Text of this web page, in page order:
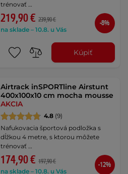
trénovať …
219,90 € 239,90 €
na sklade – 10.8. u Vás
-8%
Kúpiť
Airtrack inSPORTline Airstunt
400x100x10 cm mocha mousse
AKCIA
4.8 (9)
Nafukovacia športová podložka s
dĺžkou 4 metre, s ktorou môžete
trénovať …
174,90 € 197,90 €
na sklade – 10.8. u Vás
-12%